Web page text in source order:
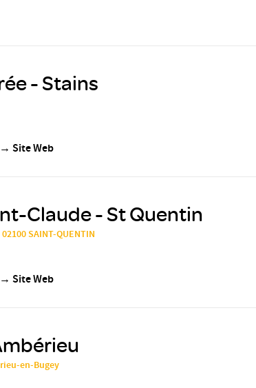
- Stains
→ Site Web
Claude - St Quentin
SAINT-QUENTIN
→ Site Web
en-Bugey